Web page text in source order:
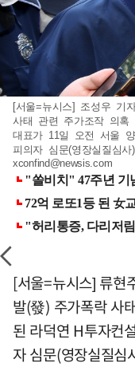
[서울=뉴시스] 조성우 기
사태 관련 주가조작 의혹
대표가 11일 오전 서울
피의자 심문(영장실질심
xconfind@newsis.com
[서울=뉴시스] 류현
발(發) 주가폭락 사
된 라덕연 H투자컨
자 심문(영장실질심